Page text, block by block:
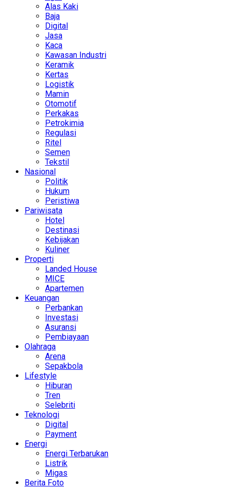
Alas Kaki
Baja
Digital
Jasa
Kaca
Kawasan Industri
Keramik
Kertas
Logistik
Mamin
Otomotif
Perkakas
Petrokimia
Regulasi
Ritel
Semen
Tekstil
Nasional
Politik
Hukum
Peristiwa
Pariwisata
Hotel
Destinasi
Kebijakan
Kuliner
Properti
Landed House
MICE
Apartemen
Keuangan
Perbankan
Investasi
Asuransi
Pembiayaan
Olahraga
Arena
Sepakbola
Lifestyle
Hiburan
Tren
Selebriti
Teknologi
Digital
Payment
Energi
Energi Terbarukan
Listrik
Migas
Berita Foto